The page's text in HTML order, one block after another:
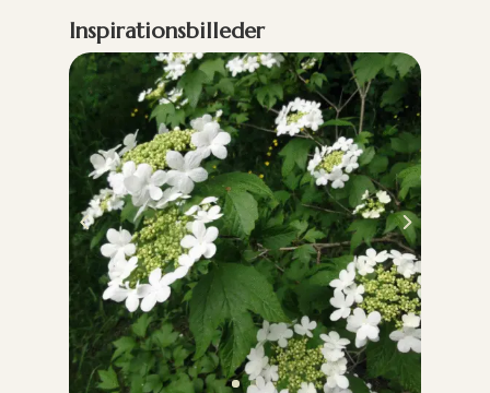
Inspirationsbilleder